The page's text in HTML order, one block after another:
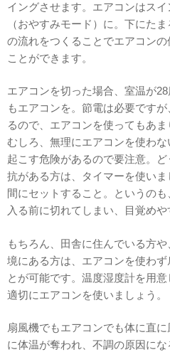
イングさせます。エアコンはス
（おやすみモード）に。下にた
の流れをつくることでエアコン
ことができます。
エアコンを切った場合、室温が
もエアコンを。節電は必要です
るので、エアコンを使ってもあま
むしろ、無理にエアコンを使わ
起こす危険があるので要注意。
抗がある方は、タイマーを使い
間にセットすること。というの
入る前に切れてしまい、目覚めや
もちろん、田舎に住んでいる方
境にある方は、エアコンを使わ
とが可能です。温度湿度計を用
適切にエアコンを使いましょう。
扇風機でもエアコンでも体に直
に体温が奪われ、不調の原因に